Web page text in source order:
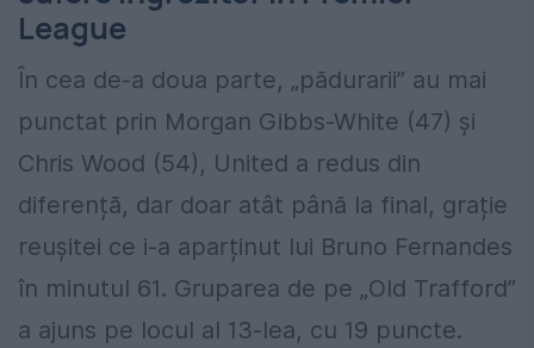
League
În cea de-a doua parte, „pădurarii” au mai
punctat prin Morgan Gibbs-White (47) și
Chris Wood (54), United a redus din
diferență, dar doar atât până la final, grație
reușitei ce i-a aparținut lui Bruno Fernandes
în minutul 61. Gruparea de pe „Old Trafford”
a ajuns pe locul al 13-lea, cu 19 puncte.